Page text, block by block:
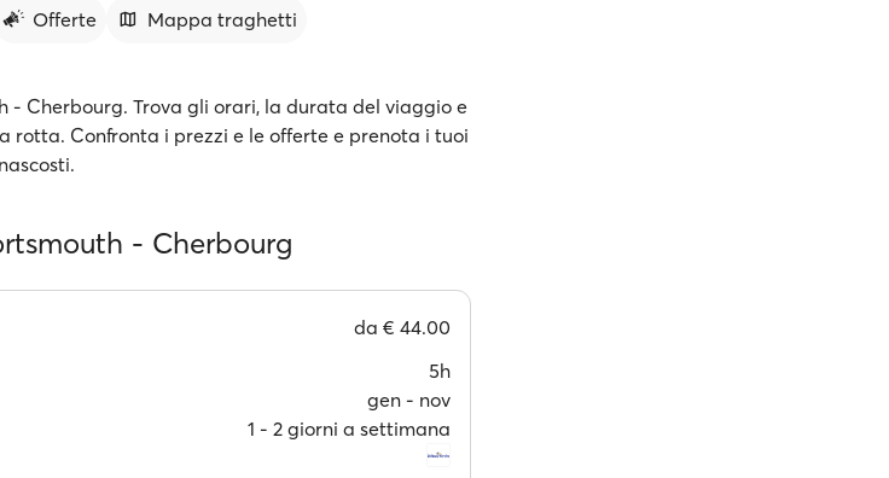
Offerte Mappa traghetti
- Cherbourg. Trova gli orari, la durata del viaggio e
rotta. Confronta i prezzi e le offerte e prenota i tuoi
- Cherbourg
da € 44.00
5h
gen ‐ nov
1 ‐ 2 giorni a settimana